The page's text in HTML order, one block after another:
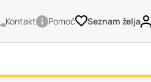
Kontakt Pomoč Seznam želja